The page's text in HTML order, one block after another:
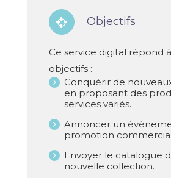
Objectifs
Ce service digital répond
objectifs :
Conquérir de
en proposant des
services variés.
Annoncer un
promotion
Envoyer le catalogue
nouvelle collection.